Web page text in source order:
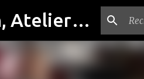
Compagnie PASTEL, Cours de théâtre, Cinéma, Exposition, Ateliers artistiques, Spectacle à Reims